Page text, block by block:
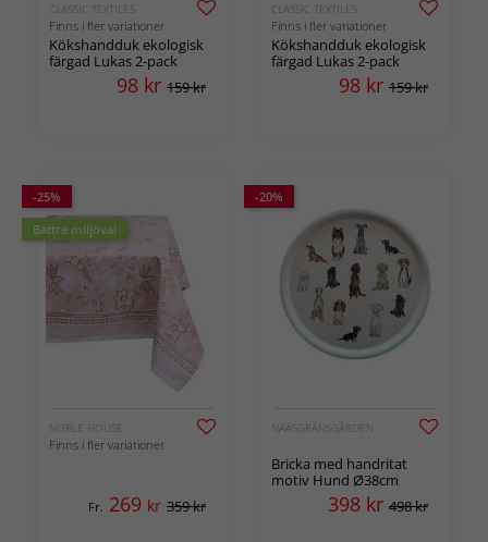
CLASSIC TEXTILES
Finns i fler variationer
Kökshandduk ekologisk
färgad Lukas 2-pack
98 kr 159 kr
CLASSIC TEXTILES
Finns i fler variationer
Kökshandduk ekologisk
färgad Lukas 2-pack
98 kr 159 kr
-25%
Bättre miljöval
NOBLE HOUSE
Finns i fler variationer
Fr. 269 kr 359 kr
-20%
NÄÄSGRÄNSGÅRDEN
Bricka med handritat
motiv Hund Ø38cm
398 kr 498 kr